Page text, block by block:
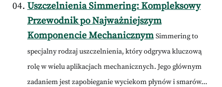
Uszczelnienia Simmering: Kompleksowy
Przewodnik po Najważniejszym
Komponencie Mechanicznym Simmering to
specjalny rodzaj uszczelnienia, który odgrywa kluczową
rolę w wielu aplikacjach mechanicznych. Jego głównym
zadaniem jest zapobieganie wyciekom płynów i smarów...